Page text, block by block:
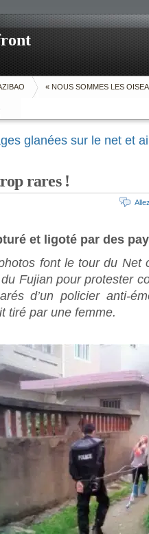
« NOUS SOMMES LES
glanées sur le net et
rares !
et ligoté par des
font le tour du Net
Fujian pour protester
d’un policier anti-
tiré par une femme.